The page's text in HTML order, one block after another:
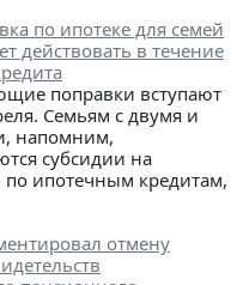
по ипотеке для семей
действовать в течение
поправки вступают
Семьям с двумя и
напомним,
субсидии на
по ипотечным кредитам,
отмену